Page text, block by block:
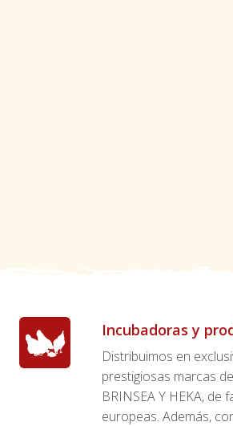
Incubadoras y
Distribuimos en
prestigiosas marcas
BRINSEA Y HEKA, de
europeas. Además,